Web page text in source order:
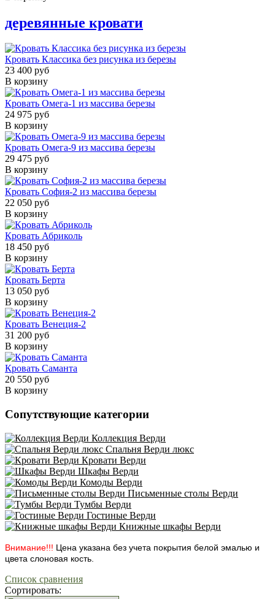
деревянные кровати
Кровать Классика без рисунка из березы
23 400 руб
В корзину
Кровать Омега-1 из массива березы
24 975 руб
В корзину
Кровать Омега-9 из массива березы
29 475 руб
В корзину
Кровать София-2 из массива березы
22 050 руб
В корзину
Кровать Абриколь
18 450 руб
В корзину
Кровать Берта
13 050 руб
В корзину
Кровать Венеция-2
31 200 руб
В корзину
Кровать Саманта
20 550 руб
В корзину
Сопутствующие категории
Коллекция Верди
Спальня Верди люкс
Кровати Верди
Шкафы Верди
Комоды Верди
Письменные столы Верди
Тумбы Верди
Гостиные Верди
Книжные шкафы Верди
Внимание!!! Цена указана без учета покрытия белой эмалью и
цвета слоновая кость.
Список сравнения
Сортировать: